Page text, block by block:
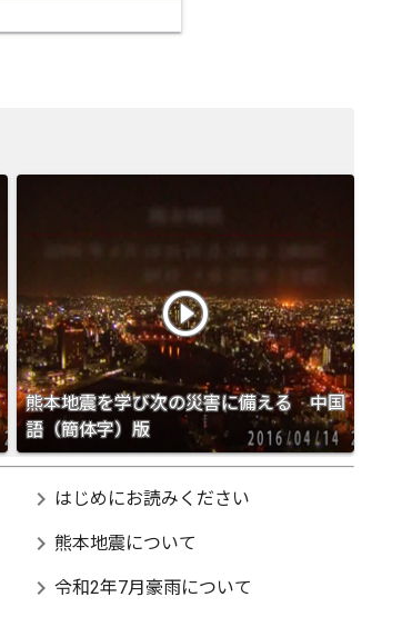
play_circle_outline
熊本地震を学び次の災害に備える 中国
語（簡体字）版
chevron_right はじめにお読みください
chevron_right 熊本地震について
chevron_right 令和2年7月豪雨について